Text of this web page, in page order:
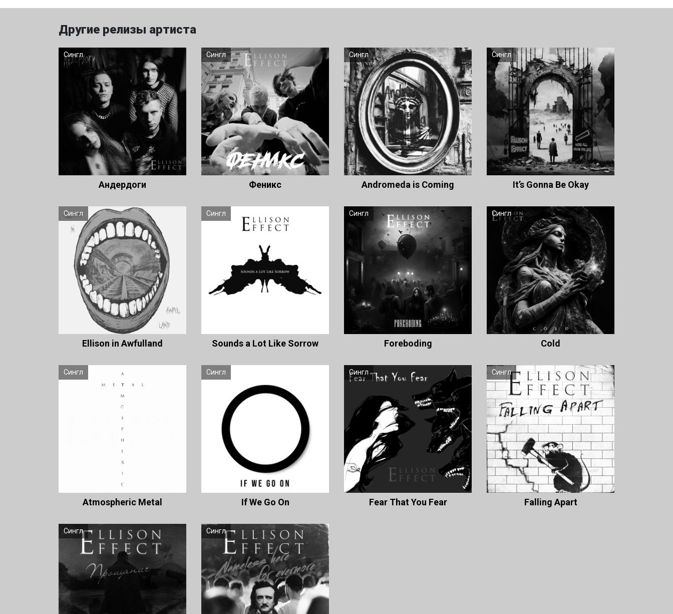
Другие релизы артиста
Сингл
Андердоги
Сингл
Феникс
Сингл
Andromeda is Coming
Сингл
It’s Gonna Be Okay
Сингл
Ellison in Awfulland
Сингл
Sounds a Lot Like Sorrow
Сингл
Foreboding
Сингл
Cold
Сингл
Atmospheric Metal
Сингл
If We Go On
Сингл
Fear That You Fear
Сингл
Falling Apart
Сингл Сингл